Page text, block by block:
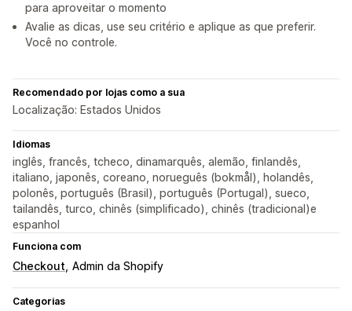
para aproveitar o momento
Avalie as dicas, use seu critério e aplique as que preferir.
Você no controle.
Recomendado por lojas como a sua
Localização: Estados Unidos
Idiomas
inglês, francês, tcheco, dinamarquês, alemão, finlandês,
italiano, japonês, coreano, norueguês (bokmål), holandês,
polonês, português (Brasil), português (Portugal), sueco,
tailandês, turco, chinês (simplificado), chinês (tradicional)e
espanhol
Funciona com
Checkout Admin da Shopify
Categorias